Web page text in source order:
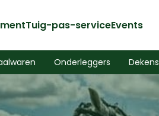
Tuig-pas-serviceEvents
Onderleggers Dekens